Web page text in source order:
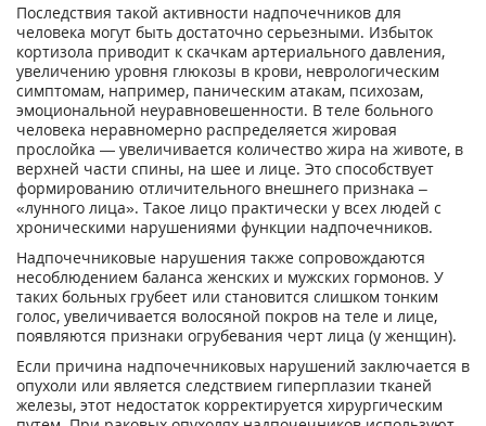
Последствия такой активности надпочечников для
человека могут быть достаточно серьезными. Избыток
кортизола приводит к скачкам артериального давления,
увеличению уровня глюкозы в крови, неврологическим
симптомам, например, паническим атакам, психозам,
эмоциональной неуравновешенности. В теле больного
человека неравномерно распределяется жировая
прослойка — увеличивается количество жира на животе, в
верхней части спины, на шее и лице. Это способствует
формированию отличительного внешнего признака –
«лунного лица». Такое лицо практически у всех людей с
хроническими нарушениями функции надпочечников.
Надпочечниковые нарушения также сопровождаются
несоблюдением баланса женских и мужских гормонов. У
таких больных грубеет или становится слишком тонким
голос, увеличивается волосяной покров на теле и лице,
появляются признаки огрубевания черт лица (у женщин).
Если причина надпочечниковых нарушений заключается в
опухоли или является следствием гиперплазии тканей
железы, этот недостаток корректируется хирургическим